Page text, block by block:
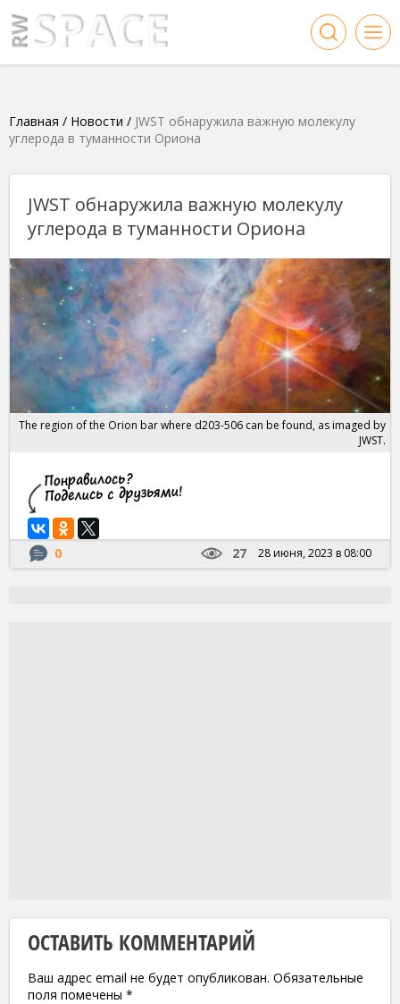
Главная / Новости / JWST обнаружила важную молекулу
углерода в туманности Ориона
JWST обнаружила важную молекулу
углерода в туманности Ориона
The region of the Orion bar where d203-506 can be found, as imaged by
JWST.
0 27 28 июня, 2023 в 08:00
ОСТАВИТЬ КОММЕНТАРИЙ
Ваш адрес email не будет опубликован. Обязательные
поля помечены *